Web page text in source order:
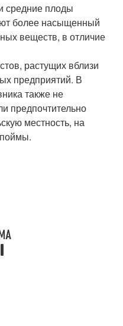
средние плоды
более насыщенный
веществ, в отличие
растущих вблизи
предприятий. В
также не
предпочтительно
местность, на